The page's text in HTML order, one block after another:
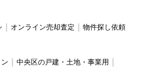
オンライン売却査定 物件探し依頼
中央区の戸建・土地・事業用